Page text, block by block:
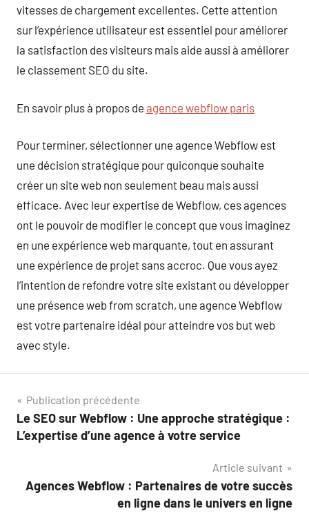
vitesses de chargement excellentes. Cette attention
sur l’expérience utilisateur est essentiel pour améliorer
la satisfaction des visiteurs mais aide aussi à améliorer
le classement SEO du site.
En savoir plus à propos de agence webflow paris
Pour terminer, sélectionner une agence Webflow est
une décision stratégique pour quiconque souhaite
créer un site web non seulement beau mais aussi
efficace. Avec leur expertise de Webflow, ces agences
ont le pouvoir de modifier le concept que vous imaginez
en une expérience web marquante, tout en assurant
une expérience de projet sans accroc. Que vous ayez
l’intention de refondre votre site existant ou développer
une présence web from scratch, une agence Webflow
est votre partenaire idéal pour atteindre vos but web
avec style.
Navigation
de
Publication précédente
Le SEO sur Webflow : Une approche stratégique :
L’expertise d’une agence à votre service
Article suivant
Agences Webflow : Partenaires de votre succès
en ligne dans le univers en ligne